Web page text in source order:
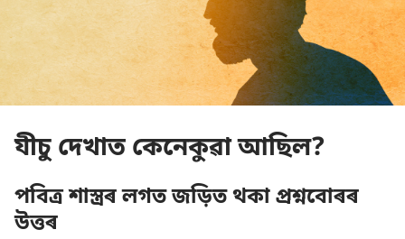
যীচু দেখাত কেনেকুৱা আছিল?
পবিত্ৰ শাস্ত্ৰৰ লগত জড়িত থকা প্ৰশ্নবোৰৰ
উত্তৰ